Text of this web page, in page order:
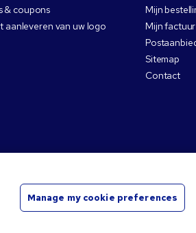
& coupons
aanleveren van uw logo
Mijn
Mijn
Sitemap
Contact
van hun respectievelijke eigenaren.
Manage my cookie preferences